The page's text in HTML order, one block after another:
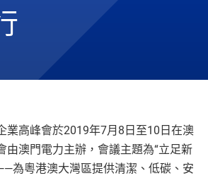
業高峰會於2019年7月8日至10日在澳
由澳門電力主辦，會議主題為“立足新
為粵港澳大灣區提供清潔、低碳、安